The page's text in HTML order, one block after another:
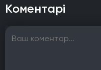
Коментарі